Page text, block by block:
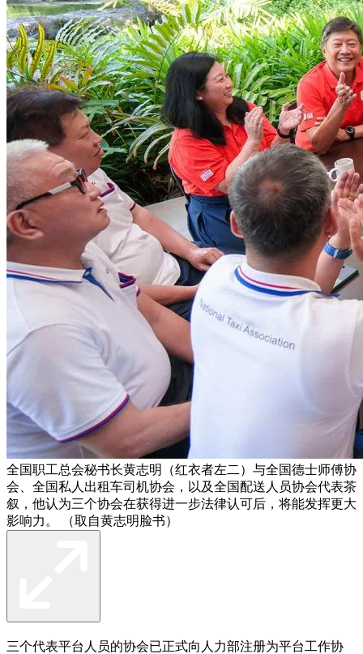
全国职工总会秘书长黄志明（红衣者左二）与全国德士师傅协
会、全国私人出租车司机协会，以及全国配送人员协会代表茶
叙，他认为三个协会在获得进一步法律认可后，将能发挥更大
影响力。 （取自黄志明脸书）
三个代表平台人员的协会已正式向人力部注册为平台工作协